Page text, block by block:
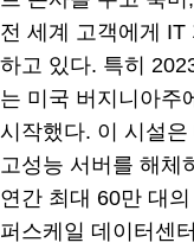
전 세계 고객에게 IT
하고 있다. 특히
는 미국 버지니아주
시작했다. 이 시설
고성능 서버를 해체
연간 최대 60만 대
퍼스케일 데이터센